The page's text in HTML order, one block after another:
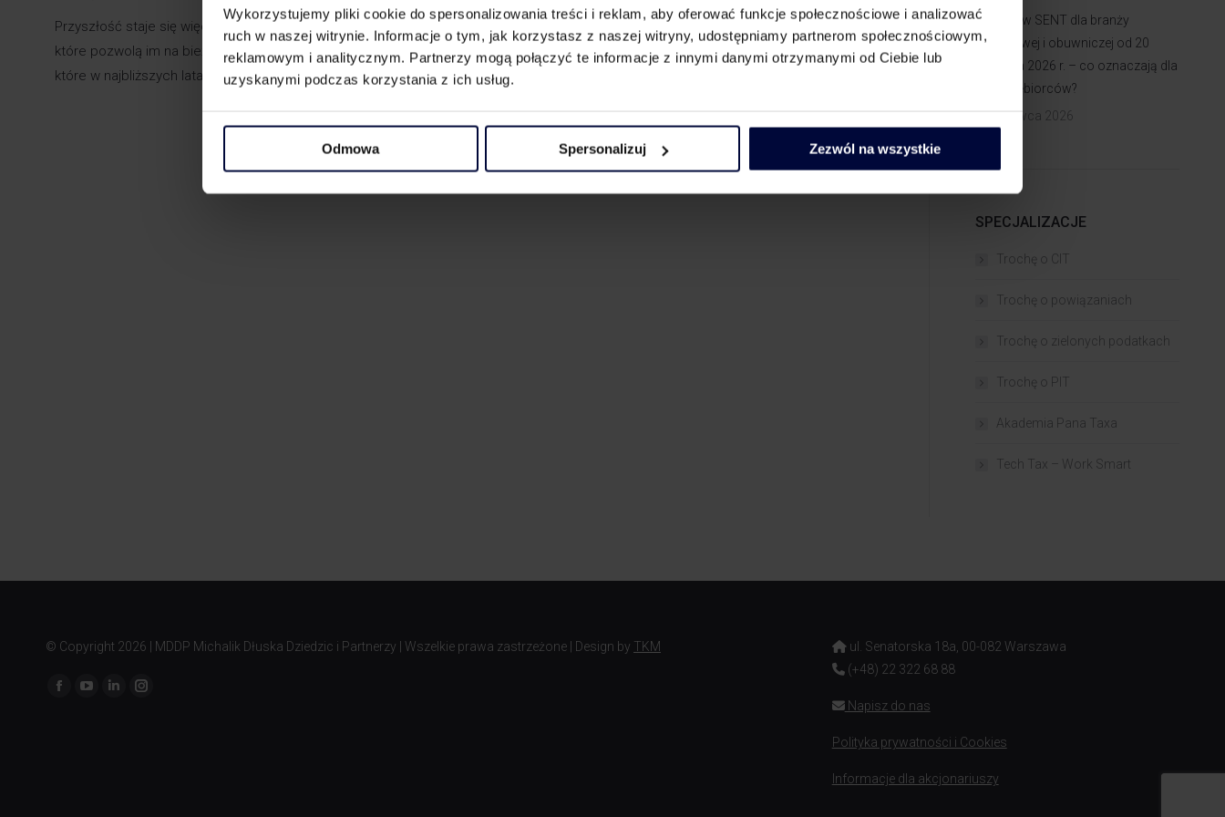
Wykorzystujemy pliki cookie do spersonalizowania treści i reklam, aby oferować funkcje społecznościowe i analizować
ruch w naszej witrynie. Informacje o tym, jak korzystasz z naszej witryny, udostępniamy partnerom społecznościowym,
reklamowym i analitycznym. Partnerzy mogą połączyć te informacje z innymi danymi otrzymanymi od Ciebie lub
uzyskanymi podczas korzystania z ich usług.
Odmowa Spersonalizuj Zezwól na wszystkie
Przyszłość staje się więc coraz bardziej transparentna, a organy podatkowe stopniowo otrzymują dostęp do potężnych narzędzi,
które pozwolą im na bieżącą kontrolę podatników. Elektroniczne faktury, paragony, raportowanie dzienne to tylko niektóre tematy,
które w najbliższych latach mogą stawać się faktem. W tym kierunku niewątpliwie zmierzamy.
Zmiany w SENT dla branży
odzieżowej i obuwniczej od 20
czerwca 2026 r. – co oznaczają dla
przedsiębiorców?
26 czerwca 2026
SPECJALIZACJE
Trochę o CIT
Trochę o powiązaniach​
Trochę o zielonych podatkach
Trochę o PIT
Akademia Pana Taxa
Tech Tax – Work Smart
© Copyright 2026 | MDDP Michalik Dłuska Dziedzic i Partnerzy | Wszelkie prawa zastrzeżone | Design by TKM
Znajdź nas na:
ul. Senatorska 18a, 00-082 Warszawa
(+48) 22 322 68 88
Napisz do nas
Polityka prywatności i Cookies
Informacje dla akcjonariuszy